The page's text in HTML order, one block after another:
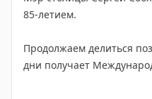
85-летием.
Продолжаем делиться
дни получает